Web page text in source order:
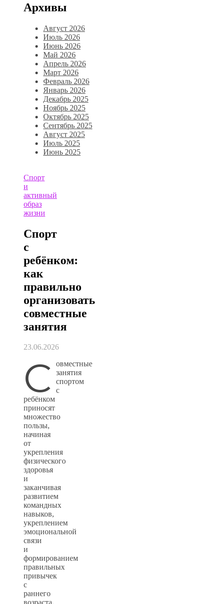
Архивы
Август 2026
Июль 2026
Июнь 2026
Май 2026
Апрель 2026
Март 2026
Февраль 2026
Январь 2026
Декабрь 2025
Ноябрь 2025
Октябрь 2025
Сентябрь 2025
Август 2025
Июль 2025
Июнь 2025
Спорт
и
активный
образ
жизни
Спорт
с
ребёнком:
как
правильно
организовать
совместные
занятия
23.06.2026
С
овместные
занятия
спортом
с
ребёнком
приносят
множество
пользы,
начиная
от
укрепления
физического
здоровья
и
заканчивая
развитием
командных
навыков,
укреплением
эмоциональной
связи
и
формированием
правильных
привычек
с
раннего